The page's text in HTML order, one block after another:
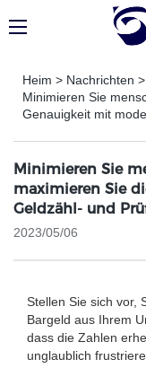
Heim > Nachrichten >
Minimieren Sie
Genauigkeit mit
Minimieren Sie
maximieren Sie
Geldzähl- und
2023/05/06
Stellen Sie sich vor,
Bargeld aus Ihrem
dass die Zahlen
unglaublich